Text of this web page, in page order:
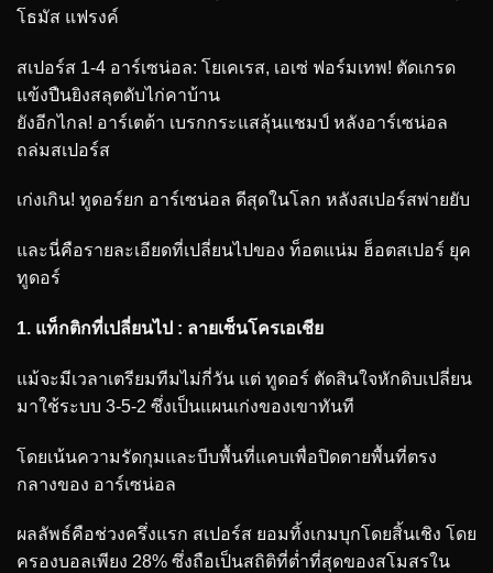
โธมัส แฟรงค์
สเปอร์ส 1-4 อาร์เซน่อล: โยเคเรส, เอเซ่ ฟอร์มเทพ! ตัดเกรด
แข้งปืนยิงสลุตดับไก่คาบ้าน
ยังอีกไกล! อาร์เตต้า เบรกกระแสลุ้นแชมป์ หลังอาร์เซน่อล
ถล่มสเปอร์ส
เก่งเกิน! ทูดอร์ยก อาร์เซน่อล ดีสุดในโลก หลังสเปอร์สพ่ายยับ
และนี่คือรายละเอียดที่เปลี่ยนไปของ ท็อตแน่ม ฮ็อตสเปอร์ ยุค
ทูดอร์
1. แท็กติกที่เปลี่ยนไป : ลายเซ็นโครเอเชีย
แม้จะมีเวลาเตรียมทีมไม่กี่วัน แต่ ทูดอร์ ตัดสินใจหักดิบเปลี่ยน
มาใช้ระบบ 3-5-2 ซึ่งเป็นแผนเก่งของเขาทันที
โดยเน้นความรัดกุมและบีบพื้นที่แคบเพื่อปิดตายพื้นที่ตรง
กลางของ อาร์เซน่อล
ผลลัพธ์คือช่วงครึ่งแรก สเปอร์ส ยอมทิ้งเกมบุกโดยสิ้นเชิง โดย
ครองบอลเพียง 28% ซึ่งถือเป็นสถิติที่ต่ำที่สุดของสโมสรใน